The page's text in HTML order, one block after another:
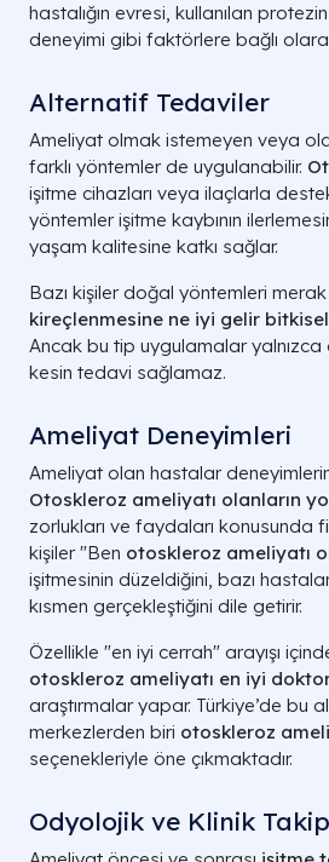
hastalığın evresi, kullanılan
deneyimi gibi faktörlere bağlı
Alternatif Tedaviler
Ameliyat olmak istemeyen veya
farklı yöntemler de uygulanabilir.
işitme cihazları veya ilaçlarla
yöntemler işitme kaybının
yaşam kalitesine katkı sağlar.
Bazı kişiler doğal yöntemleri
kireçlenmesine ne iyi gelir bitkisel
Ancak bu tip uygulamalar
kesin tedavi sağlamaz.
Ameliyat Deneyimleri
Ameliyat olan hastalar deneyimlerini
Otoskleroz ameliyatı olanların
zorlukları ve faydaları konusunda
kişiler "Ben otoskleroz ameliyatı
işitmesinin düzeldiğini, bazı
kısmen gerçekleştiğini dile getirir.
Özellikle "en iyi cerrah" arayışı
otoskleroz ameliyatı en iyi
araştırmalar yapar. Türkiye’de bu
merkezlerden biri otoskleroz
seçenekleriyle öne çıkmaktadır.
Odyolojik ve Klinik Takip